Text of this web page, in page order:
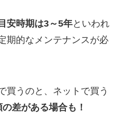
安時期は3～5年といわれ
期的なメンテナンスが必
買うのと、ネットで買う
差がある場合も！